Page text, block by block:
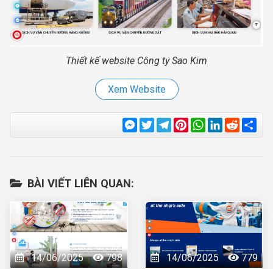
Thiết kế website Công ty Sao Kim
Xem Website
Messenger
TwitterTelegram
Pinterest
WhatsApp
LinkedIn
Reddit
BÀI VIẾT LIÊN QUAN:
14/06/2025 798 14/06/2025 779